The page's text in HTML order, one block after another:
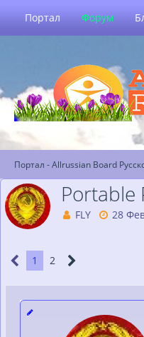
Портал Форум
Портал - Allrussian Board
Portable
FLY 28
1 2